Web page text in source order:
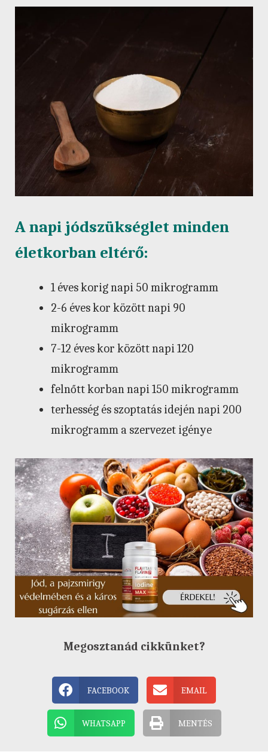
A napi jódszükséglet minden
életkorban eltérő:
1 éves korig napi 50 mikrogramm
2-6 éves kor között napi 90
mikrogramm
7-12 éves kor között napi 120
mikrogramm
felnőtt korban napi 150 mikrogramm
terhesség és szoptatás idején napi 200
mikrogramm a szervezet igénye
Megosztanád cikkünket?
FACEBOOK EMAIL
WHATSAPP MENTÉS